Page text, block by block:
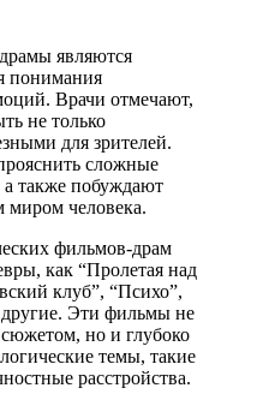
являются
понимания
Врачи отмечают,
не только
для зрителей.
сложные
также побуждают
миром человека.
фильмов-драм
как “Пролетая над
клуб”, “Психо”,
Эти фильмы не
но и глубоко
темы, такие
расстройства.